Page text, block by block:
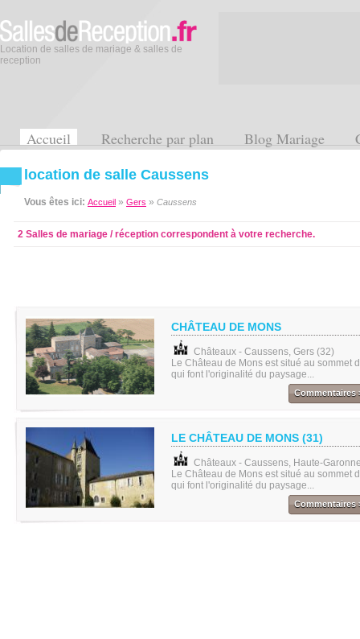
Location de salles de mariage & salles de
reception
Accueil Recherche par plan Blog Mariage
location de salle Caussens
Vous êtes ici: Accueil » Gers » Caussens
2 Salles de mariage / réception correspondent à votre recherche.
CHÂTEAU DE MONS
Châteaux - Caussens, Gers (32)
Le Château de Mons est situé au sommet
qui font l'originalité du paysage...
Commentaires
LE CHÂTEAU DE MONS (31)
Châteaux - Caussens, Haute-
Le Château de Mons est situé au sommet
qui font l'originalité du paysage...
Commentaires